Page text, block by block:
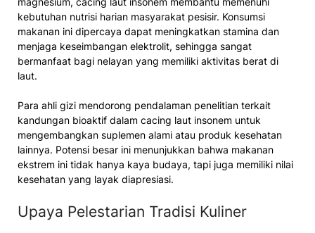
kebutuhan nutrisi harian masyarakat pesisir. Konsumsi
makanan ini dipercaya dapat meningkatkan stamina dan
menjaga keseimbangan elektrolit, sehingga sangat
bermanfaat bagi nelayan yang memiliki aktivitas berat di
laut.
Para ahli gizi mendorong pendalaman penelitian terkait
kandungan bioaktif dalam cacing laut insonem untuk
mengembangkan suplemen alami atau produk kesehatan
lainnya. Potensi besar ini menunjukkan bahwa makanan
ekstrem ini tidak hanya kaya budaya, tapi juga memiliki nilai
kesehatan yang layak diapresiasi.
Upaya Pelestarian Tradisi Kuliner